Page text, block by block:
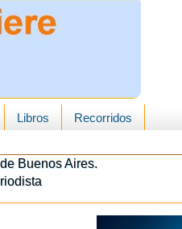
Libros Recorridos
Buenos Aires.